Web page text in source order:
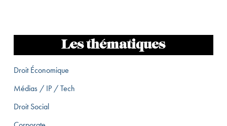
Les thématiques
Droit Économique
Médias / IP / Tech
Droit Social